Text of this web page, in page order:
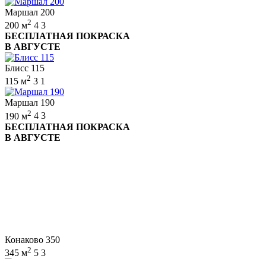
Маршал 200
200 м2 4 3
БЕСПЛАТНАЯ ПОКРАСКА
В АВГУСТЕ
Блисс 115
115 м2 3 1
Маршал 190
190 м2 4 3
БЕСПЛАТНАЯ ПОКРАСКА
В АВГУСТЕ
Конаково 350
345 м2 5 3